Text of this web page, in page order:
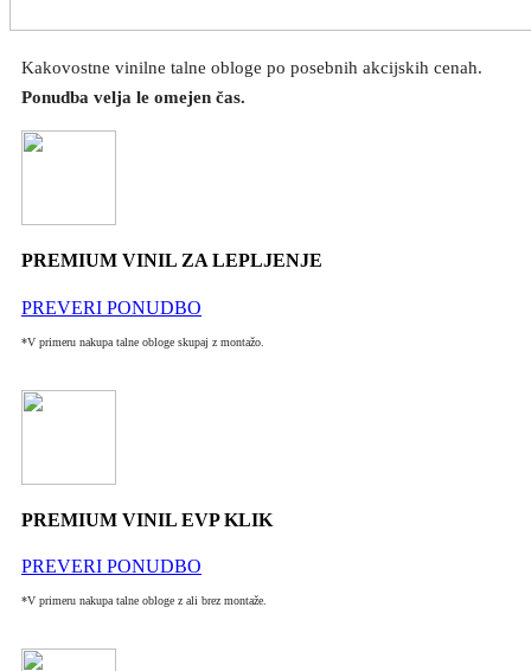
Kakovostne vinilne talne obloge po posebnih akcijskih cenah.
Ponudba velja le omejen čas.
PREMIUM VINIL ZA LEPLJENJE
PREVERI PONUDBO
*V primeru nakupa talne obloge skupaj z montažo.
PREMIUM VINIL EVP KLIK
PREVERI PONUDBO
*V primeru nakupa talne obloge z ali brez montaže.